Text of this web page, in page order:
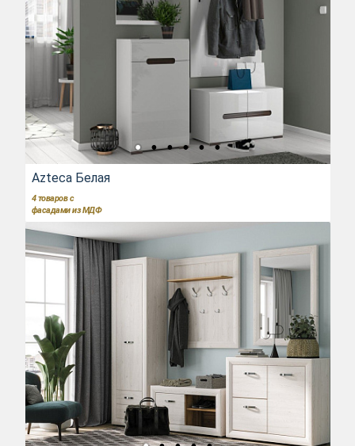
Azteca Белая
4 товаров с
фасадами из МДФ